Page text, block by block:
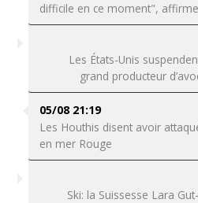
difficile en ce moment",
Les États-Unis
grand producteur
05/08 21:19
Les Houthis disent avoir
en mer Rouge
Ski: la Suissesse Lara